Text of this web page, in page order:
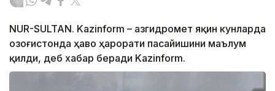
NUR-SULTAN. Kazinform – Қазгидромет яқин кунларда
Қозоғистонда ҳаво ҳарорати пасайишини маълум
қилди, деб хабар беради Kazinform.